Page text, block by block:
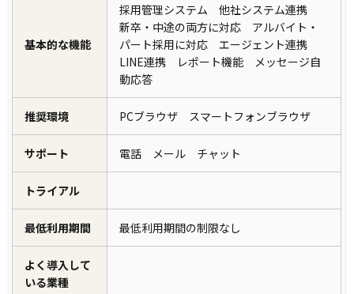
基本的な機能
採用管理システム 他社システム連携
新卒・中途の両方に対応 アルバイト・
パート採用に対応 エージェント連携
LINE連携 レポート機能 メッセージ自
動応答
推奨環境 PCブラウザ スマートフォンブラウザ
サポート 電話 メール チャット
トライアル
最低利用期間 最低利用期間の制限なし
よく導入して
いる業種